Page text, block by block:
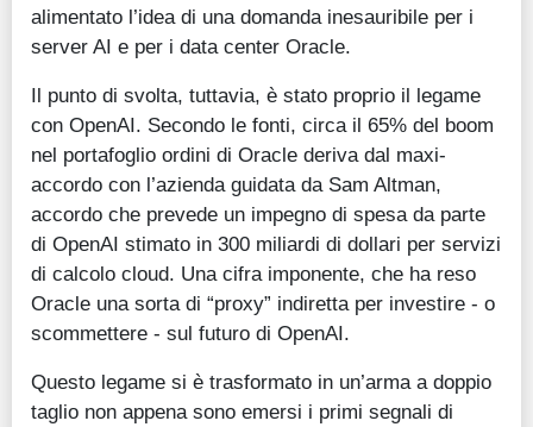
alimentato l’idea di una domanda inesauribile per i
server AI e per i data center Oracle.
Il punto di svolta, tuttavia, è stato proprio il legame
con OpenAI. Secondo le fonti, circa il 65% del boom
nel portafoglio ordini di Oracle deriva dal maxi-
accordo con l’azienda guidata da Sam Altman,
accordo che prevede un impegno di spesa da parte
di OpenAI stimato in 300 miliardi di dollari per servizi
di calcolo cloud. Una cifra imponente, che ha reso
Oracle una sorta di “proxy” indiretta per investire - o
scommettere - sul futuro di OpenAI.
Questo legame si è trasformato in un’arma a doppio
taglio non appena sono emersi i primi segnali di